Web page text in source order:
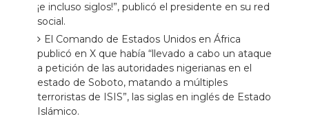
¡e incluso siglos!”, publicó el presidente en su red
social.
El Comando de Estados Unidos en África
publicó en X que había “llevado a cabo un ataque
a petición de las autoridades nigerianas en el
estado de Soboto, matando a múltiples
terroristas de ISIS”, las siglas en inglés de Estado
Islámico.